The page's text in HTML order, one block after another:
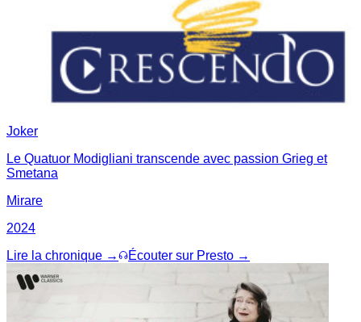
Joker
Le Quatuor Modigliani transcende avec passion Grieg et
Smetana
Mirare
2024
Lire la chronique →
Écouter sur Presto →